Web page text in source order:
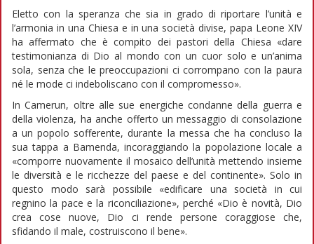
Eletto con la speranza che sia in grado di riportare l’unità e
l’armonia in una Chiesa e in una società divise, papa Leone XIV
ha affermato che è compito dei pastori della Chiesa «dare
testimonianza di Dio al mondo con un cuor solo e un’anima
sola, senza che le preoccupazioni ci corrompano con la paura
né le mode ci indeboliscano con il compromesso».
In Camerun, oltre alle sue energiche condanne della guerra e
della violenza, ha anche offerto un messaggio di consolazione
a un popolo sofferente, durante la messa che ha concluso la
sua tappa a Bamenda, incoraggiando la popolazione locale a
«comporre nuovamente il mosaico dell’unità mettendo insieme
le diversità e le ricchezze del paese e del continente». Solo in
questo modo sarà possibile «edificare una società in cui
regnino la pace e la riconciliazione», perché «Dio è novità, Dio
crea cose nuove, Dio ci rende persone coraggiose che,
sfidando il male, costruiscono il bene».